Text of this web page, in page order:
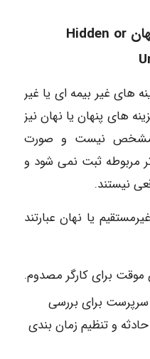
هزینه های غیرمستقیم یا نهان Hidden or
های غیر بیمه ای یا غیر
های پنهان یا نهان نیز
مشخص نیست و صورت
مربوطه ثبت نمی شود و
نیستند.
یا نهان عبارتند
موقت برای کارگر مصدوم.
سرپرست برای بررسی
و تنظیم زمان بندی